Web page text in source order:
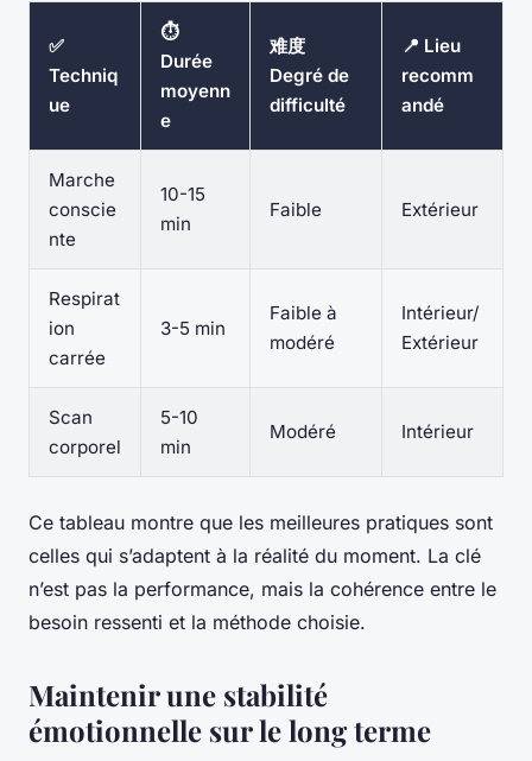
✅
Techniq
ue
⏱️
Durée
moyenn
e
难度
Degré de
difficulté
📍 Lieu
recomm
andé
Marche
conscie
nte
10-15
min
Faible Extérieur
Respirat
ion
carrée
3-5 min
Faible à
modéré
Intérieur/
Extérieur
Scan
corporel
5-10
min
Modéré Intérieur
Ce tableau montre que les meilleures pratiques sont
celles qui s’adaptent à la réalité du moment. La clé
n’est pas la performance, mais la cohérence entre le
besoin ressenti et la méthode choisie.
Maintenir une stabilité
émotionnelle sur le long terme